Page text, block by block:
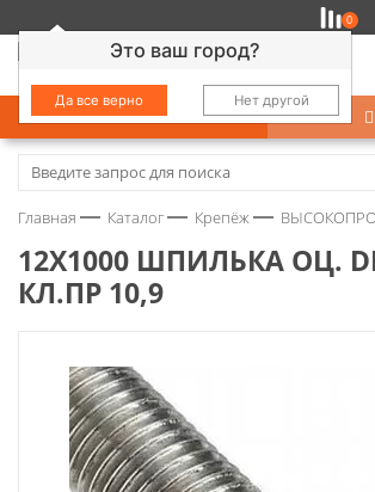
Это ваш город?
Да все верно Нет другой
0
КАТАЛОГ
Замочно-скобяные изделия
Колеса
Круги и абразивы
Нержавейка
Главная Каталог Крепёж
12Х1000 ШПИЛЬКА ОЦ.
КЛ.ПР 10,9